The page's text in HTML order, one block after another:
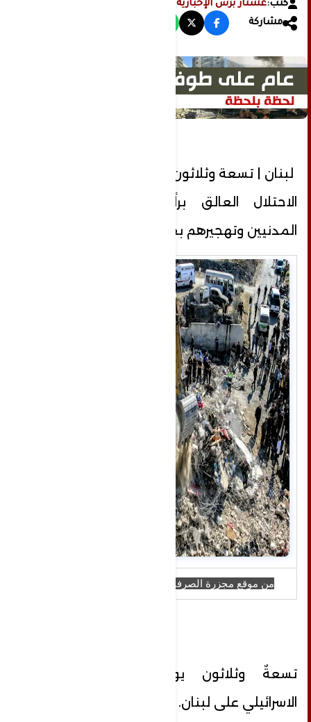
كتب:عشتار برس الإخبارية
مشاركة
لبنان | تسعة وثلاثون يوماً على العدوان …
الاحتلال العالق براً يواصل استهداف
المدنيين وتهجيرهم بقاعاً وجنوباً
من موقع مجزرة الصرفند جنوب لبنان (أ ف ب)
تسعةٌ وثلاثون يوماً على العدوان
الاسرائيلي على لبنان. يواصل جيش الاحتلال